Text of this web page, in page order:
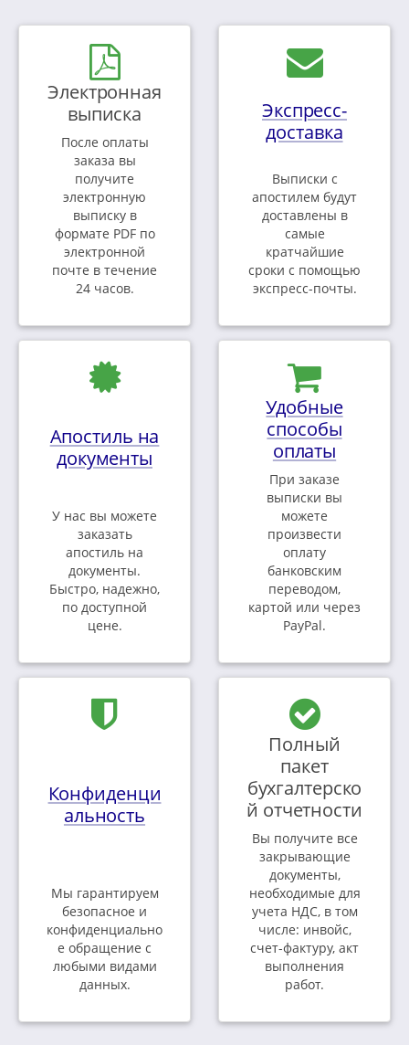
Электронная
выписка
После оплаты
заказа вы
получите
электронную
выписку в
формате PDF по
электронной
почте в течение
24 часов.
Экспресс-
доставка
Выписки с
апостилем будут
доставлены в
самые
кратчайшие
сроки с помощью
экспресс-почты.
Апостиль на
документы
У нас вы можете
заказать
апостиль на
документы.
Быстро, надежно,
по доступной
цене.
Удобные
способы
оплаты
При заказе
выписки вы
можете
произвести
оплату
банковским
переводом,
картой или через
PayPal.
Конфиденци
альность
Мы гарантируем
безопасное и
конфиденциально
е обращение с
любыми видами
данных.
Полный
пакет
бухгалтерско
й отчетности
Вы получите все
закрывающие
документы,
необходимые для
учета НДС, в том
числе: инвойс,
счет-фактуру, акт
выполнения
работ.